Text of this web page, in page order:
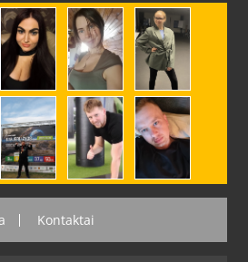
Kontaktai